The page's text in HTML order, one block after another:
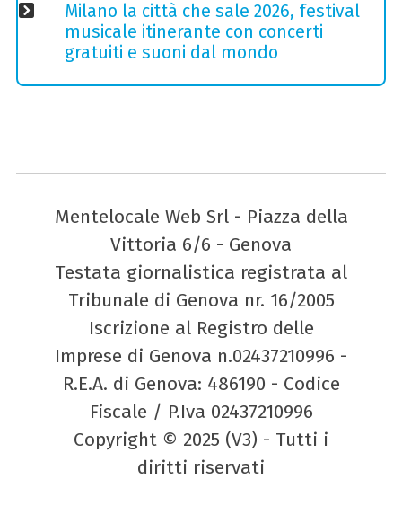
Milano la città che sale 2026, festival
musicale itinerante con concerti
gratuiti e suoni dal mondo
Mentelocale Web Srl - Piazza della
Vittoria 6/6 - Genova
Testata giornalistica registrata al
Tribunale di Genova nr. 16/2005
Iscrizione al Registro delle
Imprese di Genova n.02437210996 -
R.E.A. di Genova: 486190 - Codice
Fiscale / P.Iva 02437210996
Copyright © 2025 (V3) - Tutti i
diritti riservati